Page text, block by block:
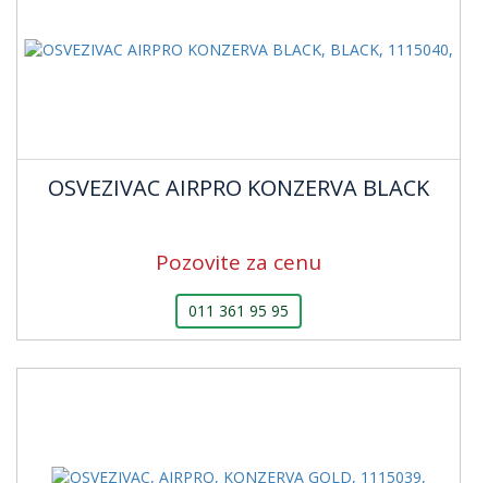
OSVEZIVAC AIRPRO KONZERVA BLACK
Pozovite za cenu
011 361 95 95